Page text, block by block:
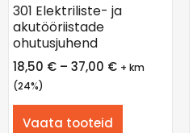
301 Elektriliste- ja
akutööriistade
ohutusjuhend
18,50 € – 37,00 € + km
(24%)
Vaata tooteid